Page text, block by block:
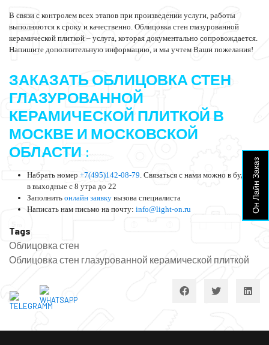
Он Лайн Заказ
В связи с контролем всех этапов при произведении услуги, работы
выполняются к сроку и качественно. Облицовка стен глазурованной
керамической плиткой – услуга, которая документально сопровождается.
Напишите дополнительную информацию, и мы учтем Ваши пожелания!
ЗАКАЗАТЬ ОБЛИЦОВКА СТЕН
ГЛАЗУРОВАННОЙ
КЕРАМИЧЕСКОЙ ПЛИТКОЙ В
МОСКВЕ И МОСКОВСКОЙ
ОБЛАСТИ :
Набрать номер +7(495)142-08-79. Связаться с нами можно в будни и
в выходные с 8 утра до 22
Заполнить онлайн заявку вызова специалиста
Написать нам письмо на почту: info@light-on.ru
Tags
Облицовка стен
Облицовка стен глазурованной керамической плиткой